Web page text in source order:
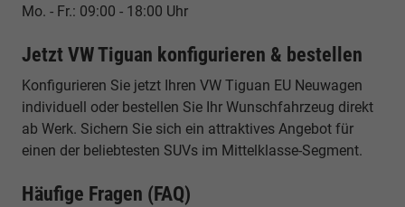
Mo. - Fr.: 09:00 - 18:00 Uhr
Jetzt VW Tiguan konfigurieren & bestellen
Konfigurieren Sie jetzt Ihren VW Tiguan EU Neuwagen
individuell oder bestellen Sie Ihr Wunschfahrzeug direkt
ab Werk. Sichern Sie sich ein attraktives Angebot für
einen der beliebtesten SUVs im Mittelklasse-Segment.
Häufige Fragen (FAQ)